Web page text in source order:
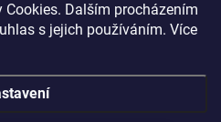
Dalším procházením
s jejich používáním. Více